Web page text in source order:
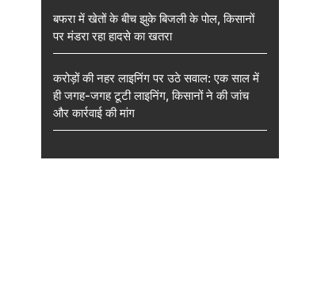
बफरा में खेतों के बीच झुके बिजली के पोल, किसानों
पर मंडरा रहा हादसे का खतरा
करोड़ों की नहर लाइनिंग पर उठे सवाल: एक साल में
ही जगह-जगह टूटी लाइनिंग, किसानों ने की जांच
और कार्रवाई की मांग